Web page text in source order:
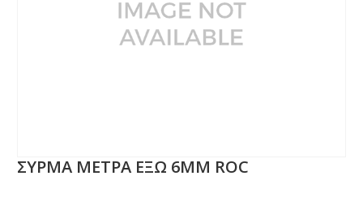
ΣΥΡΜΑ ΜΕΤΡΑ ΕΞΩ 6ΜΜ RΟC